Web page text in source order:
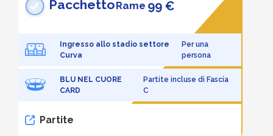
PacchettoRame 99 €
Ingresso allo stadio settore
Curva
Per una
persona
BLU NEL CUORE
CARD
Partite incluse di Fascia
C
Partite